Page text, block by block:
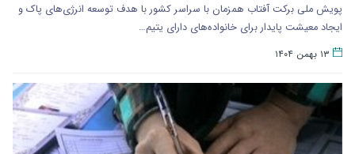
پویش ملی برکت آفتاب همزمان با سراسر کشور با هدف توسعه انرژی‌های پاک و
ایجاد معیشت پایدار برای خانواده‌های دارای یتیم…
۱۳ بهمن ۱۴۰۴